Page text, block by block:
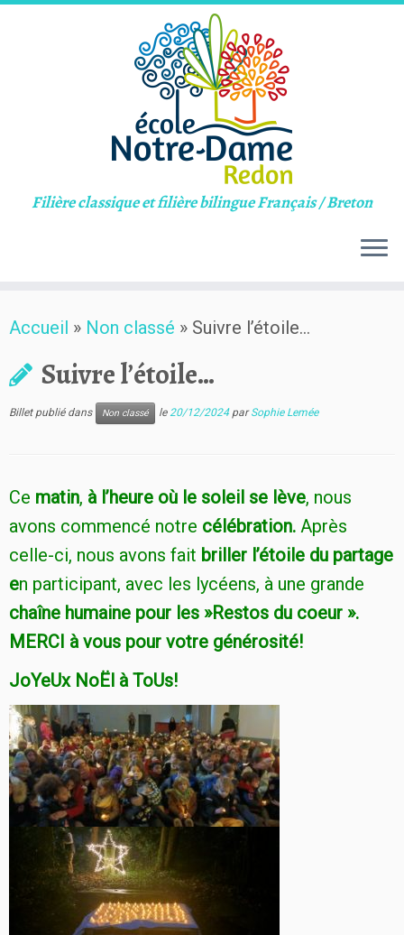
to
content
Filière classique et filière bilingue Français / Breton
Accueil » Non classé » Suivre l’étoile…
Suivre l’étoile…
Billet publié dans Non classé le20/12/2024 parSophie Lemée
Ce matin, à l’heure où le soleil se lève, nous
avons commencé notre célébration. Après
celle-ci, nous avons fait briller l’étoile du partage
en participant, avec les lycéens, à une grande
chaîne humaine pour les »Restos du coeur ».
MERCI à vous pour votre générosité!
JoYeUx NoËl à ToUs!